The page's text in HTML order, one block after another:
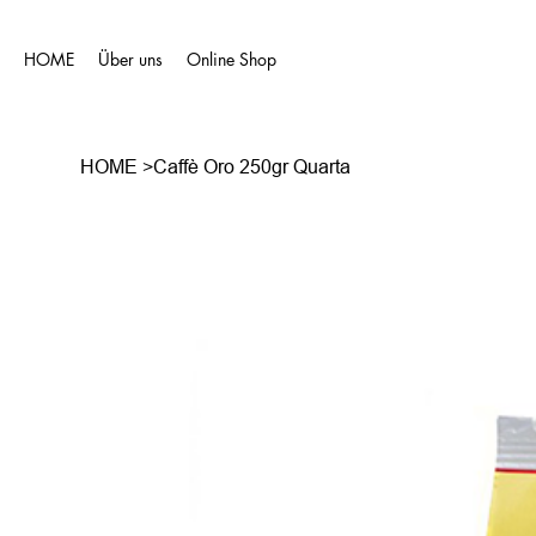
HOME Über uns Online Shop
HOME >Caffè Oro 250gr Quarta